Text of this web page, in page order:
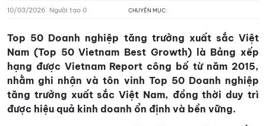
10/03/2026 Người tạo 0 CHUYÊN MỤC:
Top 50 Doanh nghiệp tăng trưởng xuất sắc Việt
Nam (Top 50 Vietnam Best Growth) là Bảng xếp
hạng được Vietnam Report công bố từ năm 2015,
nhằm ghi nhận và tôn vinh Top 50 Doanh nghiệp
tăng trưởng xuất sắc Việt Nam, đồng thời duy trì
được hiệu quả kinh doanh ổn định và bền vững.